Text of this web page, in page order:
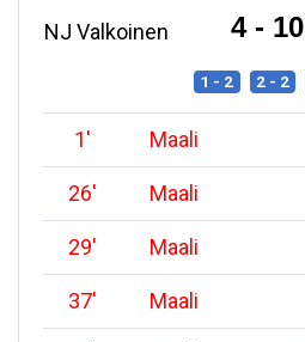
NJ Valkoinen 4 - 10
1 - 2 2 - 2
1' Maali
26' Maali
29' Maali
37' Maali